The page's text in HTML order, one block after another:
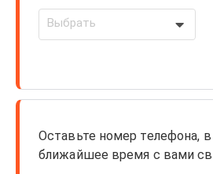
Выбрать
Оставьте номер телефона,
ближайшее время с вами